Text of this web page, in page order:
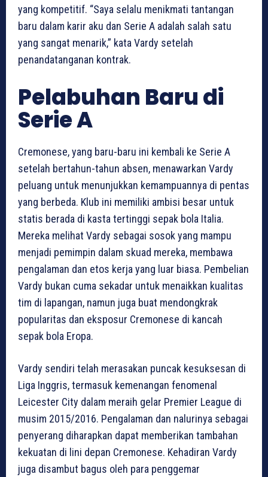
yang kompetitif. “Saya selalu menikmati tantangan
baru dalam karir aku dan Serie A adalah salah satu
yang sangat menarik,” kata Vardy setelah
penandatanganan kontrak.
Pelabuhan Baru di
Serie A
Cremonese, yang baru-baru ini kembali ke Serie A
setelah bertahun-tahun absen, menawarkan Vardy
peluang untuk menunjukkan kemampuannya di pentas
yang berbeda. Klub ini memiliki ambisi besar untuk
statis berada di kasta tertinggi sepak bola Italia.
Mereka melihat Vardy sebagai sosok yang mampu
menjadi pemimpin dalam skuad mereka, membawa
pengalaman dan etos kerja yang luar biasa. Pembelian
Vardy bukan cuma sekadar untuk menaikkan kualitas
tim di lapangan, namun juga buat mendongkrak
popularitas dan eksposur Cremonese di kancah
sepak bola Eropa.
Vardy sendiri telah merasakan puncak kesuksesan di
Liga Inggris, termasuk kemenangan fenomenal
Leicester City dalam meraih gelar Premier League di
musim 2015/2016. Pengalaman dan nalurinya sebagai
penyerang diharapkan dapat memberikan tambahan
kekuatan di lini depan Cremonese. Kehadiran Vardy
juga disambut bagus oleh para penggemar